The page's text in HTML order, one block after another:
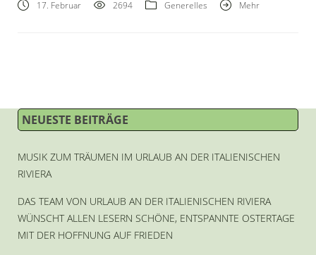
17. Februar 2694 Generelles Mehr
NEUESTE BEITRÄGE
MUSIK ZUM TRÄUMEN IM URLAUB AN DER ITALIENISCHEN
RIVIERA
DAS TEAM VON URLAUB AN DER ITALIENISCHEN RIVIERA
WÜNSCHT ALLEN LESERN SCHÖNE, ENTSPANNTE OSTERTAGE
MIT DER HOFFNUNG AUF FRIEDEN